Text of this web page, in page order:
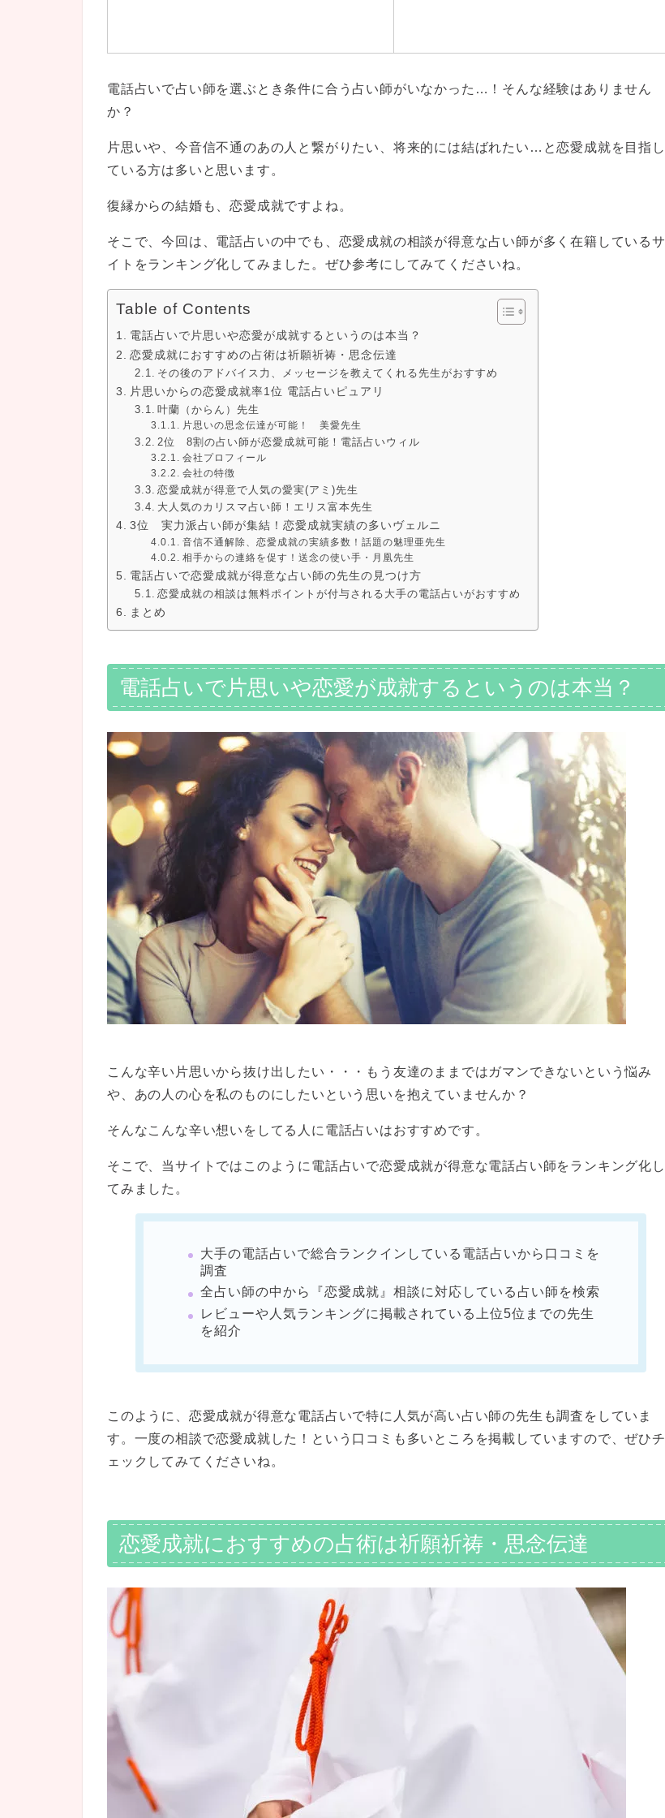
電話占いで占い師を選ぶとき条件に合う占い師がいなかった…！そんな経験はありません
か？
片思いや、今音信不通のあの人と繋がりたい、将来的には結ばれたい…と恋愛成就を目指し
ている方は多いと思います。
復縁からの結婚も、恋愛成就ですよね。
そこで、今回は、電話占いの中でも、恋愛成就の相談が得意な占い師が多く在籍しているサ
イトをランキング化してみました。ぜひ参考にしてみてくださいね。
Table of Contents
電話占いで片思いや恋愛が成就するというのは本当？
恋愛成就におすすめの占術は祈願祈祷・思念伝達
その後のアドバイス力、メッセージを教えてくれる先生がおすすめ
片思いからの恋愛成就率1位 電話占いピュアリ
叶蘭（からん）先生
片思いの思念伝達が可能！ 美愛先生
2位 8割の占い師が恋愛成就可能！電話占いウィル
会社プロフィール
会社の特徴
恋愛成就が得意で人気の愛実(アミ)先生
大人気のカリスマ占い師！エリス富本先生
3位 実力派占い師が集結！恋愛成就実績の多いヴェルニ
音信不通解除、恋愛成就の実績多数！話題の魅理亜先生
相手からの連絡を促す！送念の使い手・月凰先生
電話占いで恋愛成就が得意な占い師の先生の見つけ方
恋愛成就の相談は無料ポイントが付与される大手の電話占いがおすすめ
まとめ
電話占いで片思いや恋愛が成就するというのは本当？
こんな辛い片思いから抜け出したい・・・もう友達のままではガマンできないという悩み
や、あの人の心を私のものにしたいという思いを抱えていませんか？
そんなこんな辛い想いをしてる人に電話占いはおすすめです。
そこで、当サイトではこのように電話占いで恋愛成就が得意な電話占い師をランキング化し
てみました。
大手の電話占いで総合ランクインしている電話占いから口コミを
調査
全占い師の中から『恋愛成就』相談に対応している占い師を検索
レビューや人気ランキングに掲載されている上位5位までの先生
を紹介
このように、恋愛成就が得意な電話占いで特に人気が高い占い師の先生も調査をしていま
す。一度の相談で恋愛成就した！という口コミも多いところを掲載していますので、ぜひチ
ェックしてみてくださいね。
恋愛成就におすすめの占術は祈願祈祷・思念伝達